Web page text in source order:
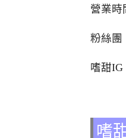
營業時
粉絲團
嗜甜IG
嗜